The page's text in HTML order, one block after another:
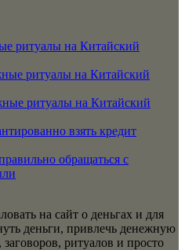
ритуалы на Китайский
ритуалы на Китайский
ритуалы на Китайский
взять кредит
обращаться с
на сайт о деньгах и для
деньги, привлечь денежную
ритуалов и просто